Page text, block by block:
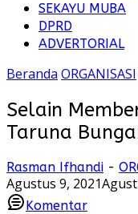
SEKAYU MUBA
DPRD
ADVERTORIAL
Beranda ORGANISASI
Selain
Taruna
Rasman Ifhandi -
Agustus 9, 2021
Komentar